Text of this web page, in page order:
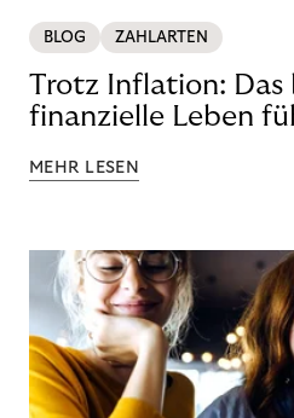
BLOG ZAHLARTEN
Trotz Inflation: Das
finanzielle Leben
MEHR LESEN